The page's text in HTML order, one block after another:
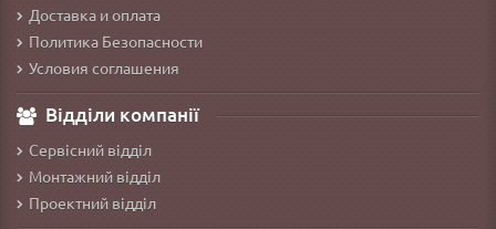
Доставка и оплата
Политика Безопасности
Условия соглашения
Відділи компанії
Сервісний відділ
Монтажний відділ
Проектний відділ